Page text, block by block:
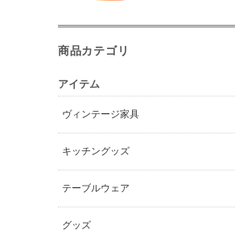
商品カテゴリ
アイテム
ヴィンテージ家具
キッチングッズ
テーブルウェア
グッズ